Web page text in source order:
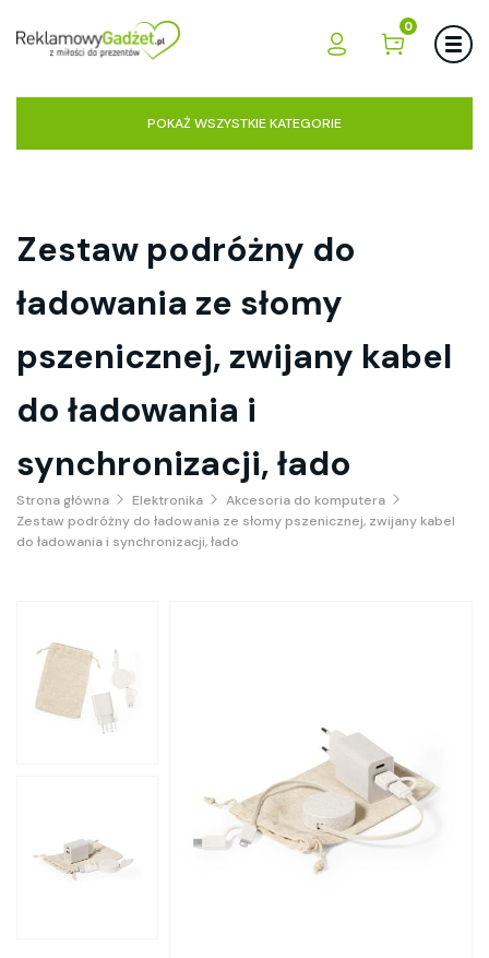
0
POKAŻ WSZYSTKIE KATEGORIE
Zestaw podróżny do
ładowania ze słomy
pszenicznej, zwijany kabel
do ładowania i
synchronizacji, łado
Strona główna Elektronika
Akcesoria do komputera
Zestaw podróżny do ładowania ze słomy pszenicznej, zwijany kabel
do ładowania i synchronizacji, łado